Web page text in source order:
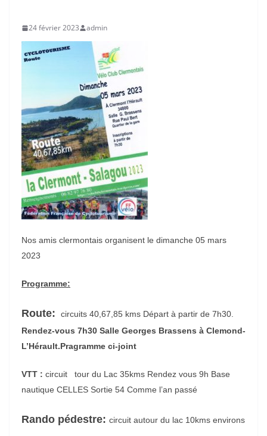
24 février 2023 admin
Nos amis clermontais organisent le dimanche 05 mars
2023
Programme:
Route:
circuits 40,67,85 kms Départ à partir de 7h30.
Rendez-vous 7h30 Salle Georges Brassens à Clemond-
L’Hérault.Pragramme ci-joint
VTT : circuit tour du Lac 35kms Rendez vous 9h Base
nautique CELLES Sortie 54 Comme l’an passé
Rando pédestre: circuit autour du lac 10kms environs